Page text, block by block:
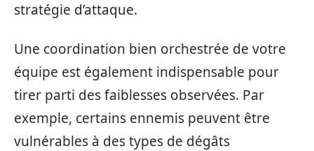
stratégie d’attaque.
Une coordination bien orchestrée de votre
équipe est également indispensable pour
tirer parti des faiblesses observées. Par
exemple, certains ennemis peuvent être
vulnérables à des types de dégâts